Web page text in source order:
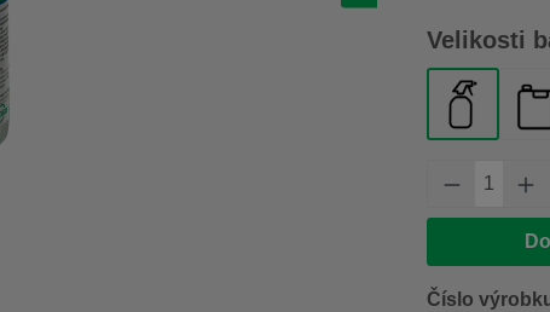
Vyberte
Velikosti
lahvička
Číslo